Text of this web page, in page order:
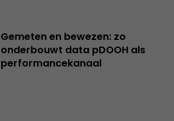
Gemeten en bewezen: zo
onderbouwt data pDOOH als
performancekanaal